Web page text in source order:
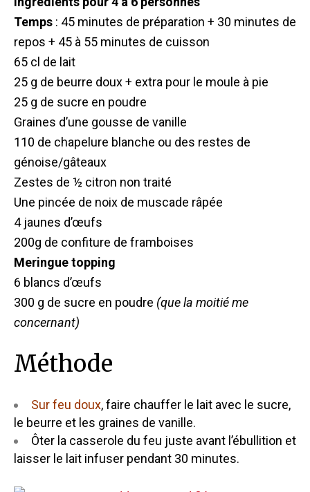
Temps : 45 minutes de préparation + 30 minutes de
repos + 45 à 55 minutes de cuisson
65 cl de lait
25 g de beurre doux + extra pour le moule à pie
25 g de sucre en poudre
Graines d’une gousse de vanille
110 de chapelure blanche ou des restes de
génoise/gâteaux
Zestes de ½ citron non traité
Une pincée de noix de muscade râpée
4 jaunes d’œufs
200g de confiture de framboises
Meringue topping
6 blancs d’œufs
300 g de sucre en poudre (que la moitié me
concernant)
Méthode
Sur feu doux, faire chauffer le lait avec le sucre,
le beurre et les graines de vanille.
Ôter la casserole du feu juste avant l’ébullition et
laisser le lait infuser pendant 30 minutes.